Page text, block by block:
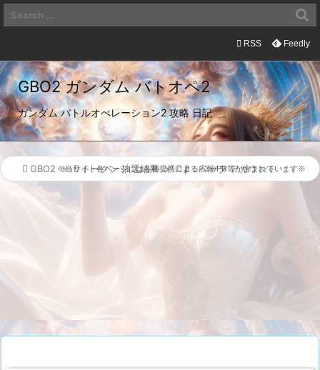
GBO2 ガンダム バトオペ2
ガンダム バトルオぺレーション2 攻略 日記

サイド

前へ


 RSS Feedly
 GBO2 > トークン 抽選結果 > β：ベータ アカウント
※当サイト各ページには各種提携による広報/PR等が含まれています※